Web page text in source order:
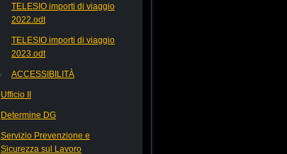
TELESIO importi di viaggio
2022.odt
TELESIO importi di viaggio
2023.odt
ACCESSIBILITÀ
Ufficio II
Determine DG
Servizio Prevenzione e
Sicurezza sul Lavoro